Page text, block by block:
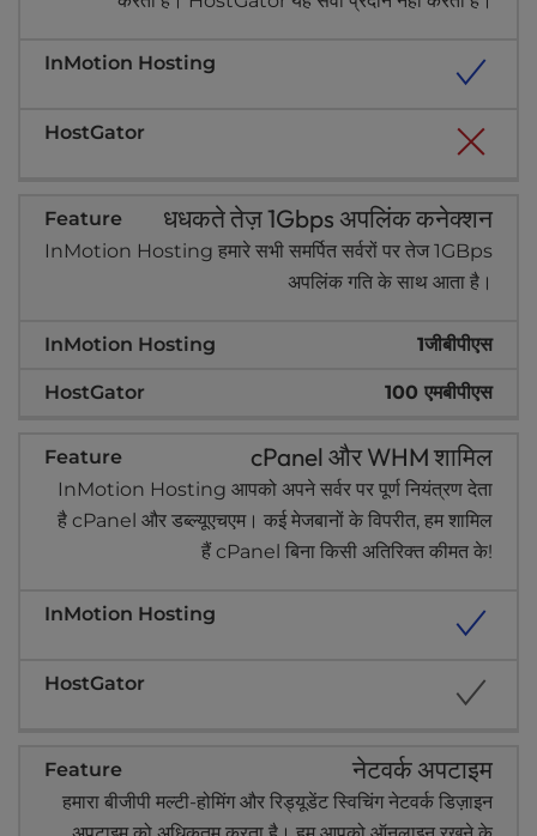
धधकते तेज़ 1Gbps अपलिंक कनेक्शन
InMotion Hosting हमारे सभी समर्पित सर्वरों पर तेज 1GBps
अपलिंक गति के साथ आता है।
1जीबीपीएस
100 एमबीपीएस
cPanel और WHM शामिल
InMotion Hosting आपको अपने सर्वर पर पूर्ण नियंत्रण देता
है cPanel और डब्ल्यूएचएम। कई मेजबानों के विपरीत, हम शामिल
हैं cPanel बिना किसी अतिरिक्त कीमत के!
नेटवर्क अपटाइम
हमारा बीजीपी मल्टी-होमिंग और रिड्यूडेंट स्विचिंग नेटवर्क डिज़ाइन